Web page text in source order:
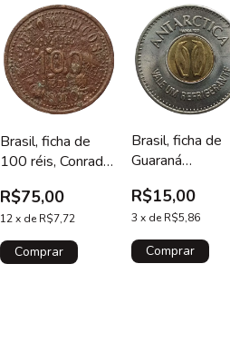
Brasil, ficha de
100 réis, Conrado
comerciante de
São Paulo
R$75,00
12 x de R$7,72
Brasil, ficha de
Guaraná
90, vale um
refrigerante
R$15,00
3 x de R$5,86